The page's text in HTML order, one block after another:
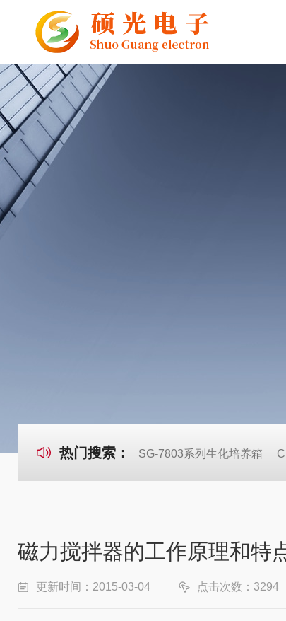
热门搜索： SG-7803系列生化培养箱
磁力搅拌器的工作原理和特
更新时间：2015-03-04 点击次数：3294